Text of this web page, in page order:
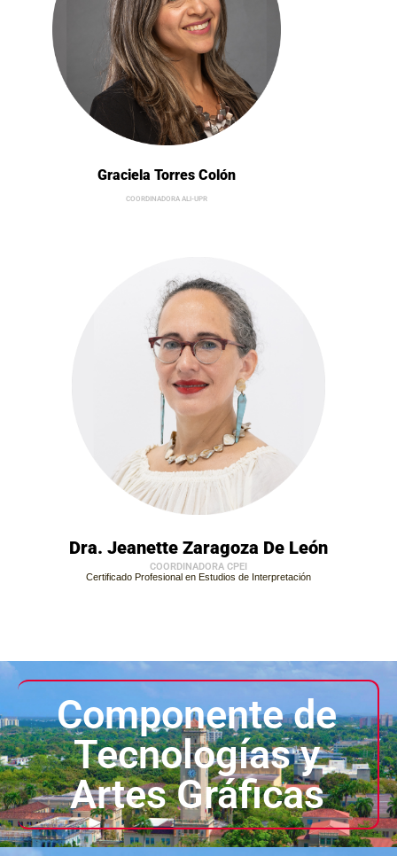
Graciela Torres Colón
COORDINADORA ALI-UPR
Dra. Jeanette Zaragoza De León
COORDINADORA CPEI
Certificado Profesional en Estudios de Interpretación
Componente de
Tecnologías y
Artes Gráficas